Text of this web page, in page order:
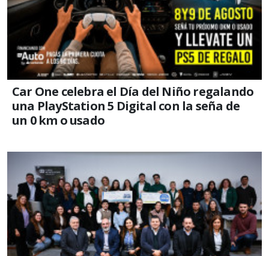
Car One celebra el Día del Niño regalando
una PlayStation 5 Digital con la seña de
un 0 km o usado